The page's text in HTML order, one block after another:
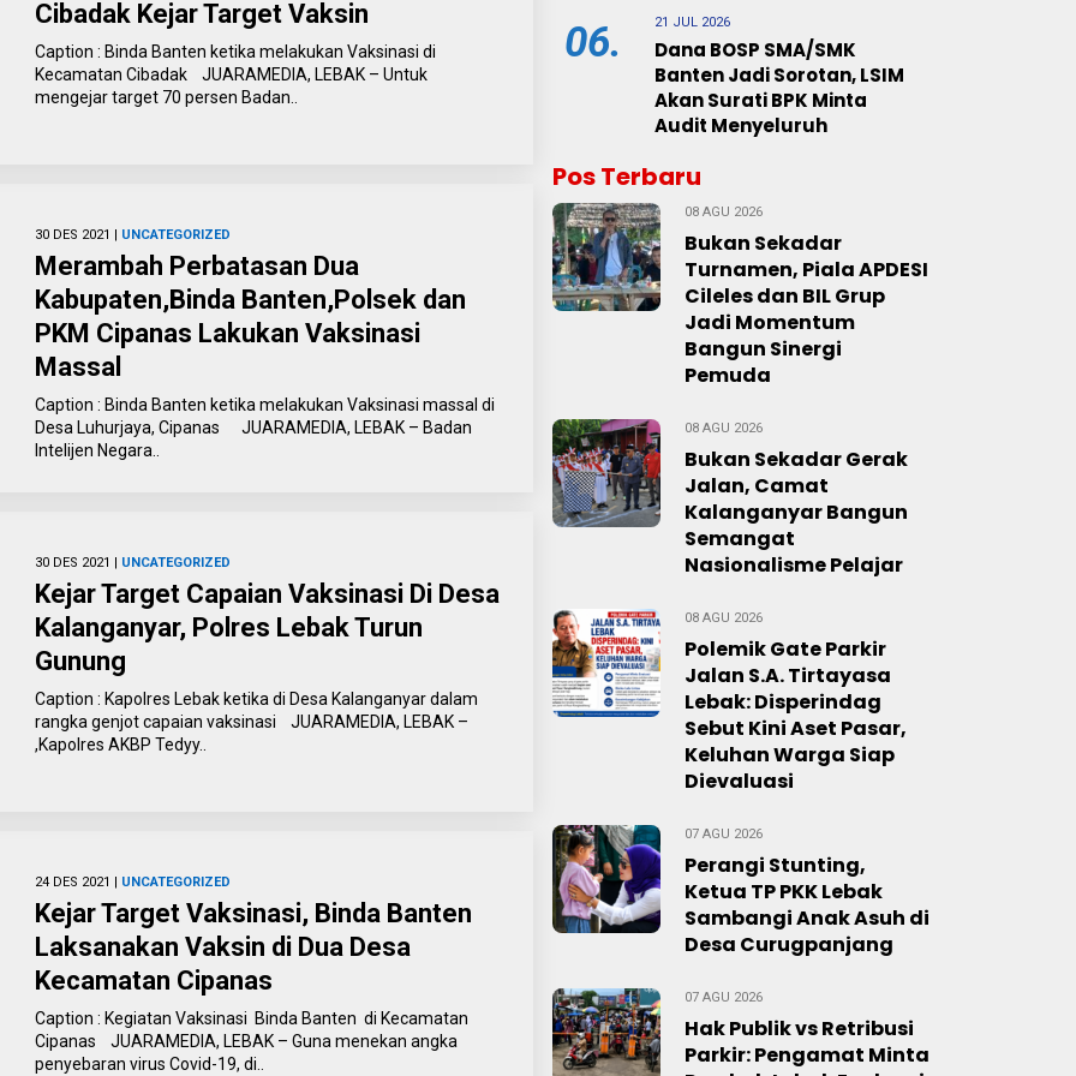
Cibadak Kejar Target Vaksin
Caption : Binda Banten ketika melakukan Vaksinasi di
Kecamatan Cibadak JUARAMEDIA, LEBAK – Untuk
mengejar target 70 persen Badan..
30 DES 2021 | UNCATEGORIZED
Merambah Perbatasan Dua
Kabupaten,Binda Banten,Polsek dan
PKM Cipanas Lakukan Vaksinasi
Massal
Caption : Binda Banten ketika melakukan Vaksinasi massal di
Desa Luhurjaya, Cipanas JUARAMEDIA, LEBAK – Badan
Intelijen Negara..
30 DES 2021 | UNCATEGORIZED
Kejar Target Capaian Vaksinasi Di Desa
Kalanganyar, Polres Lebak Turun
Gunung
Caption : Kapolres Lebak ketika di Desa Kalanganyar dalam
rangka genjot capaian vaksinasi JUARAMEDIA, LEBAK –
,Kapolres AKBP Tedyy..
24 DES 2021 | UNCATEGORIZED
Kejar Target Vaksinasi, Binda Banten
Laksanakan Vaksin di Dua Desa
Kecamatan Cipanas
Caption : Kegiatan Vaksinasi Binda Banten di Kecamatan
Cipanas JUARAMEDIA, LEBAK – Guna menekan angka
penyebaran virus Covid-19, di..
06. 21 JUL 2026
Dana BOSP SMA/SMK
Banten Jadi Sorotan, LSIM
Akan Surati BPK Minta
Audit Menyeluruh
Pos Terbaru
08 AGU 2026
Bukan Sekadar
Turnamen, Piala APDESI
Cileles dan BIL Grup
Jadi Momentum
Bangun Sinergi
Pemuda
08 AGU 2026
Bukan Sekadar Gerak
Jalan, Camat
Kalanganyar Bangun
Semangat
Nasionalisme Pelajar
08 AGU 2026
Polemik Gate Parkir
Jalan S.A. Tirtayasa
Lebak: Disperindag
Sebut Kini Aset Pasar,
Keluhan Warga Siap
Dievaluasi
07 AGU 2026
Perangi Stunting,
Ketua TP PKK Lebak
Sambangi Anak Asuh di
Desa Curugpanjang
07 AGU 2026
Hak Publik vs Retribusi
Parkir: Pengamat Minta